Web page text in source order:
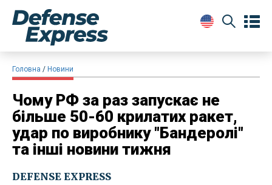
Головна Новини
Чому РФ за раз запускає не
більше 50-60 крилатих ракет,
удар по виробнику "Бандеролі"
та інші новини тижня
DEFENSE EXPRESS